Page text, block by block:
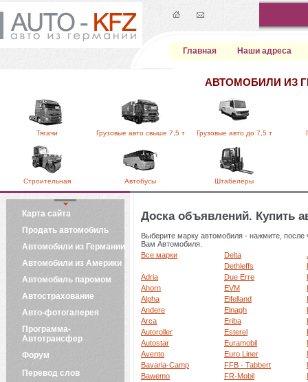
Главная Наши адреса
АВТОМОБИЛИ ИЗ
Тягачи Грузовые авто свыше 7,5 т Грузовые авто до 7,5 т
Строительная Автобусы Штабелёры
Карта сайта
Продать автомобиль
Автомобили из Германии
Автомобили из Америки
Автомобиль паромом
Автострахование
Авто-фотогалерея
Программа-
Автотрансфер
Форум
Перевод слов
Доска объявлений. Купить
Выберите марку автомобиля - нажмите, после
Вам Автомобиля.
Все марки
Delta
Dethleffs
Adria
Due Erre
Ahorn
EVM
Alpha
Eifelland
Andere
Elnagh
Arca
Eriba
Autoroller
Esterel
Autostar
Euramobil
Avento
Euro Liner
Bavaria-Camp
FFB - Tabbert
Bawemo
FR-Mobil